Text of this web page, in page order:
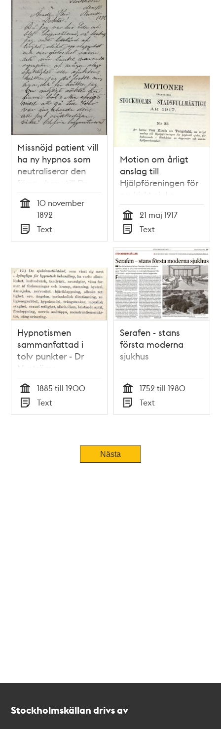
Missnöjd patient vill
ha ny hypnos som
neutraliserar den
förra - brev till Dr
Nyström 1892
10 november
1892
Typ
Text
Motion om årligt
anslag till
Hjälpföreningen för
psykiskt sjuka -
Stadsfullmäktige
1917
Tid
21 maj 1917
Typ
Text
Hypnotismen
sammanfattad i
tolv punkter - Dr
Nyströms
föreläsningsanteckningar
Tid
1885 till 1900
Typ
Text
Serafen - stans
första moderna
sjukhus
Tid
1752 till 1980
Typ
Text
Nästa
Stockholmskällan drivs av